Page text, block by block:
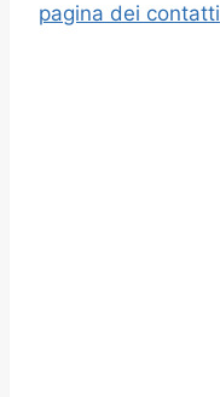
pagina dei contatti